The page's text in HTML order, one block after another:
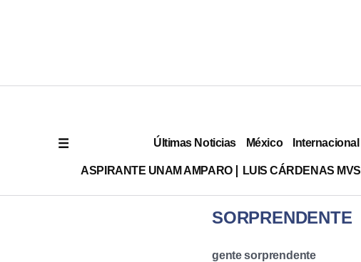
Últimas Noticias México Internacional
ASPIRANTE UNAM AMPARO LUIS CÁRDENAS MVS
SORPRENDENTE
gente sorprendente